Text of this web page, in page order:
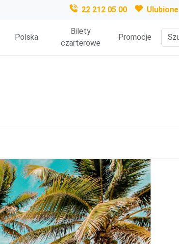
22 212 05 00 Ulubione
Polska
Bilety
czarterowe
Promocje